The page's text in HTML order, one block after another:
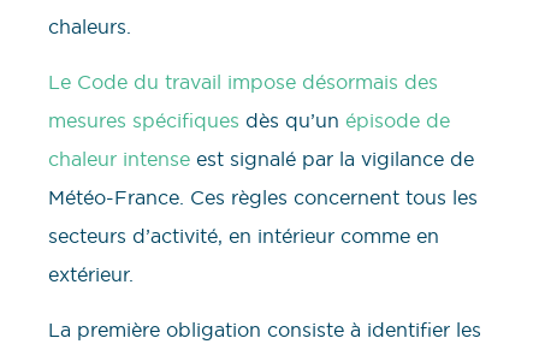
chaleurs.
Le Code du travail impose désormais des
mesures spécifiques dès qu’un épisode de
chaleur intense est signalé par la vigilance de
Météo-France. Ces règles concernent tous les
secteurs d’activité, en intérieur comme en
extérieur.
La première obligation consiste à identifier les